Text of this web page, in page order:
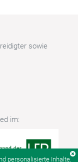
sowie
im:
personalisierte Inhalte.